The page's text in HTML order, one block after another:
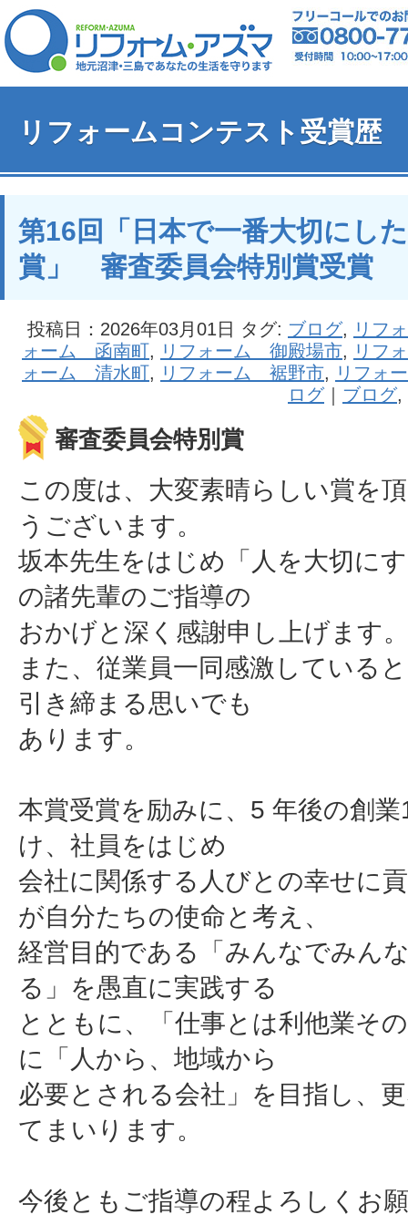
リフォームコンテスト受賞歴
第16回「日本で一番大切にし
賞」 審査委員会特別賞受賞
投稿日：2026年03月01日 タグ: ブログ, リフ
ォーム 函南町, リフォーム 御殿場市, リフ
ォーム 清水町, リフォーム 裾野市, リフォ
ログ｜ ブログ,
審査委員会特別賞
この度は、大変素晴らしい賞を
うございます。
坂本先生をはじめ「人を大切に
の諸先輩のご指導の
おかげと深く感謝申し上げます。
また、従業員一同感激している
引き締まる思いでも
あります。
本賞受賞を励みに、5 年後の創
け、社員をはじめ
会社に関係する人びとの幸せに
が自分たちの使命と考え、
経営目的である「みんなでみん
る」を愚直に実践する
とともに、「仕事とは利他業そ
に「人から、地域から
必要とされる会社」を目指し、
てまいります。
今後ともご指導の程よろしくお